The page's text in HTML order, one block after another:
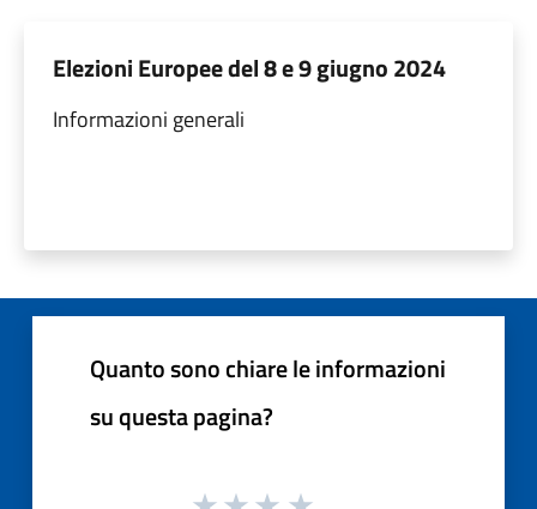
Elezioni Europee del 8 e 9 giugno 2024
Informazioni generali
Quanto sono chiare le informazioni
su questa pagina?